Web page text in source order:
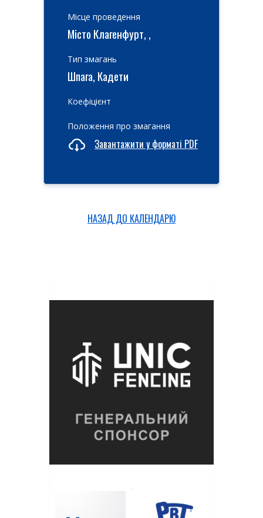
Місце проведення
Місто Клагенфурт, ,
Тип змагань
Шпага, Кадети
Коефіцієнт
Положення про змагання
Завантажити у форматі PDF
НАЗАД ДО КАЛЕНДАРЮ